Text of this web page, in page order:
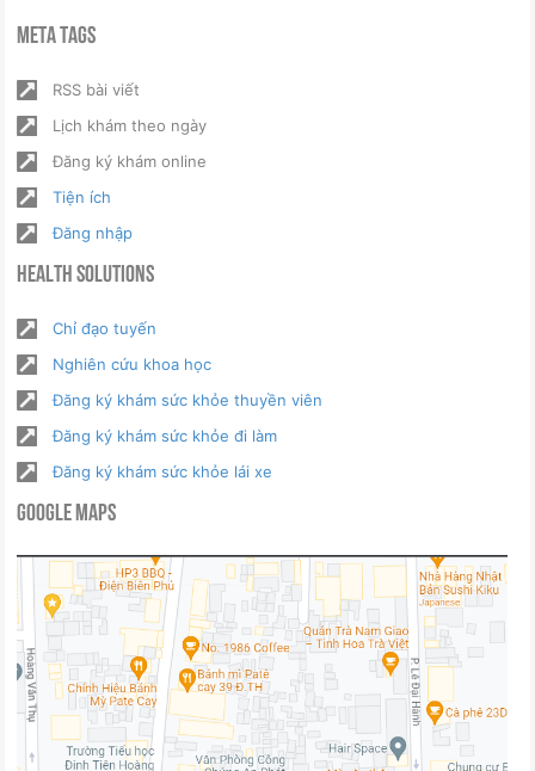
Meta Tags
RSS bài viết
Lịch khám theo ngày
Đăng ký khám online
Tiện ích
Đăng nhập
Health Solutions
Chỉ đạo tuyến
Nghiên cứu khoa học
Đăng ký khám sức khỏe thuyền viên
Đăng ký khám sức khỏe đi làm
Đăng ký khám sức khỏe lái xe
Google Maps